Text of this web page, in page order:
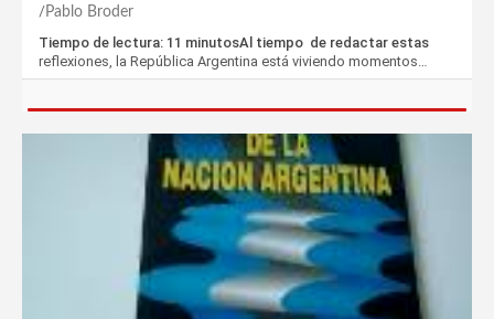
Pablo Broder
Tiempo de lectura: 11 minutosAl tiempo de redactar estas
reflexiones, la República Argentina está viviendo momentos…